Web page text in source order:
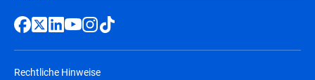
Rechtliche Hinweise